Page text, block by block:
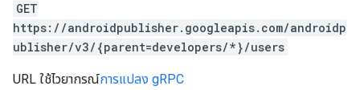
GET
https://androidpublisher.googleapis.com/androidp
ublisher/v3/{parent=developers/*}/users
URL ใช้ไวยากรณ์การแปลง gRPC